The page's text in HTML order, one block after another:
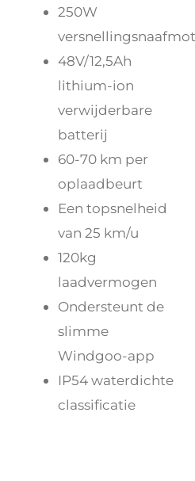
250W
48V/12,5Ah
lithium-ion
verwijderbare
batterij
60-70 km per
oplaadbeurt
Een topsnelheid
van 25 km/u
120kg
laadvermogen
Ondersteunt de
slimme
Windgoo-app
IP54 waterdichte
classificatie